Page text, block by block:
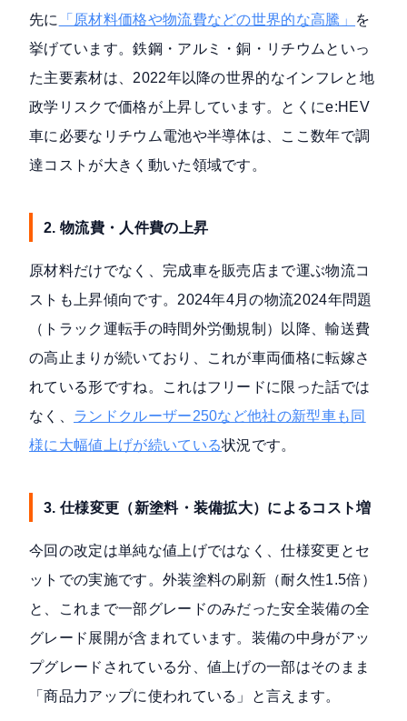
先に 「原材料価格や物流費などの世界的な高騰」
を
挙げています。鉄鋼・アルミ・銅・リチウムといっ
た主要素材は、2022年以降の世界的なインフレと地
政学リスクで価格が上昇しています。とくにe:HEV
車に必要なリチウム電池や半導体は、ここ数年で調
達コストが大きく動いた領域です。
2. 物流費・人件費の上昇
原材料だけでなく、完成車を販売店まで運ぶ物流コ
ストも上昇傾向です。2024年4月の物流2024年問題
（トラック運転手の時間外労働規制）以降、輸送費
の高止まりが続いており、これが車両価格に転嫁さ
れている形ですね。これはフリードに限った話では
なく、 ランドクルーザー250など他社の新型車も同
様に大幅値上げが続いている状況です。
3. 仕様変更（新塗料・装備拡大）によるコスト増
今回の改定は単純な値上げではなく、仕様変更とセ
ットでの実施です。外装塗料の刷新（耐久性1.5倍）
と、これまで一部グレードのみだった安全装備の全
グレード展開が含まれています。装備の中身がアッ
プグレードされている分、値上げの一部はそのまま
「商品力アップに使われている」と言えます。